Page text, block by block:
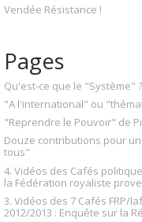
Vendée Résistance !
Pages
Qu'est-ce que le "Système" ?
"A l'international" ou
"Reprendre le Pouvoir" de
Douze contributions pour
tous"
4. Vidéos des Cafés
la Fédération royaliste
3. Vidéos des 7 Cafés FRP/
2012/2013 : Enquête sur la